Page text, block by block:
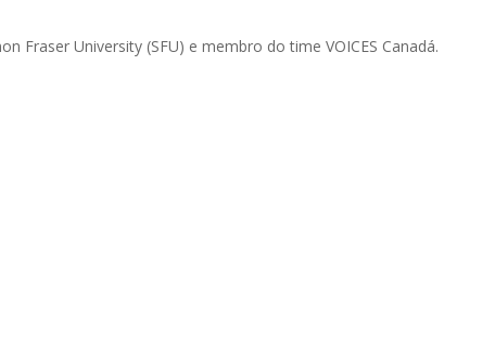
Fraser University (SFU) e membro do time VOICES Canadá.